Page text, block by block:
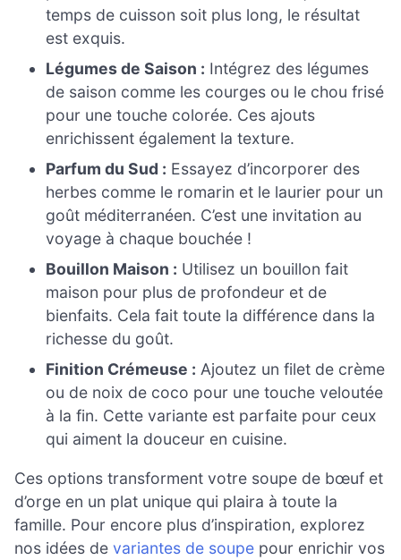
temps de cuisson soit plus long, le résultat
est exquis.
Légumes de Saison : Intégrez des légumes
de saison comme les courges ou le chou frisé
pour une touche colorée. Ces ajouts
enrichissent également la texture.
Parfum du Sud : Essayez d’incorporer des
herbes comme le romarin et le laurier pour un
goût méditerranéen. C’est une invitation au
voyage à chaque bouchée !
Bouillon Maison : Utilisez un bouillon fait
maison pour plus de profondeur et de
bienfaits. Cela fait toute la différence dans la
richesse du goût.
Finition Crémeuse : Ajoutez un filet de crème
ou de noix de coco pour une touche veloutée
à la fin. Cette variante est parfaite pour ceux
qui aiment la douceur en cuisine.
Ces options transforment votre soupe de bœuf et
d’orge en un plat unique qui plaira à toute la
famille. Pour encore plus d’inspiration, explorez
nos idées de variantes de soupe pour enrichir vos